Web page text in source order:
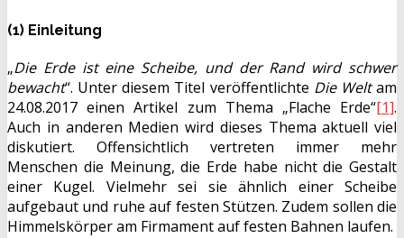
(1) Einleitung
„Die Erde ist eine Scheibe, und der Rand wird schwer
bewacht“. Unter diesem Titel veröffentlichte Die Weltam
24.08.2017 einen Artikel zum Thema „Flache Erde“[1].
Auch in anderen Medien wird dieses Thema aktuell viel
diskutiert. Offensichtlich vertreten immer mehr
Menschen die Meinung, die Erde habe nicht die Gestalt
einer Kugel. Vielmehr sei sie ähnlich einer Scheibe
aufgebaut und ruhe auf festen Stützen. Zudem sollen die
Himmelskörper am Firmament auf festen Bahnen laufen.